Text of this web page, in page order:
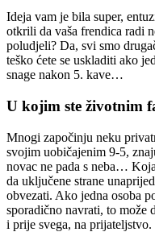
Ideja vam je bila super,
otkrili da vaša frendica radi
poludjeli? Da, svi smo
teško ćete se uskladiti ako
snage nakon 5. kave…
U kojim ste životnim
Mnogi započinju neku
svojim uobičajenim 9-5,
novac ne pada s neba…
da uključene strane
obvezati. Ako jedna osoba
sporadično navrati, to može
i prije svega, na